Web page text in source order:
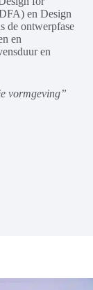
en Design
de ontwerpfase
en
en
vormgeving”